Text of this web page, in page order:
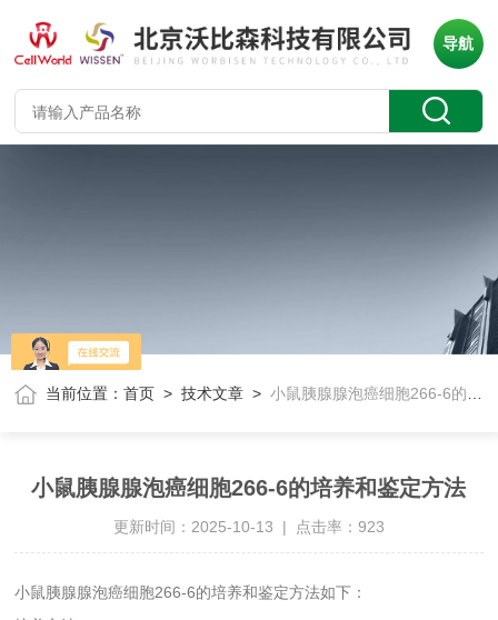
导航
当前位置：首页 >技术文章 >小鼠胰腺腺泡癌细胞266-6的培养和鉴定方法
小鼠胰腺腺泡癌细胞266-6的培养和鉴定方法
更新时间：2025-10-13 | 点击率：923
小鼠胰腺腺泡癌细胞266-6的培养和鉴定方法如下：